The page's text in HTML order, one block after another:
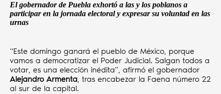
El gobernador de Puebla exhortó a las y los poblanos a
participar en la jornada electoral y expresar su voluntad en las
urnas
“Este domingo ganará el pueblo de México, porque
vamos a democratizar el Poder Judicial. Salgan todos a
votar, es una elección inédita”, afirmó el gobernador
Alejandro Armenta, tras encabezar la Faena número 22
al sur de la capital.